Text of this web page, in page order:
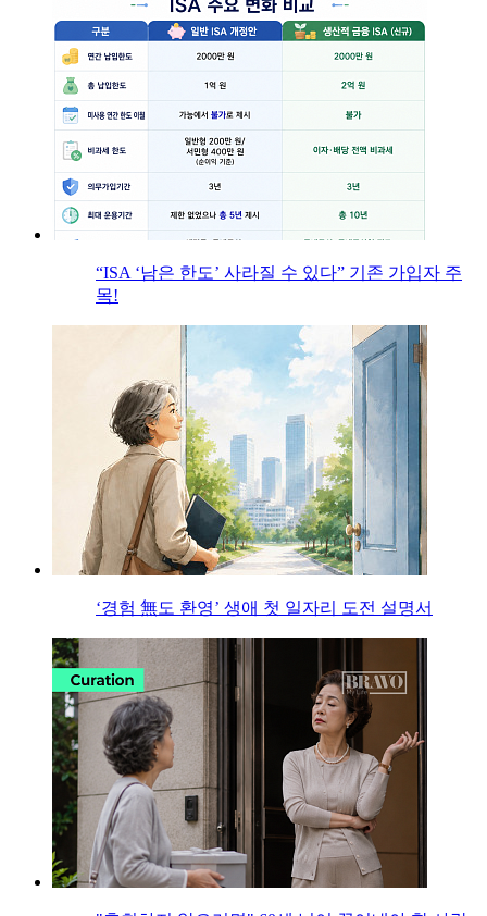
“ISA ‘남은 한도’ 사라질 수 있다” 기존 가입자 주
목!
‘경험 無도 환영’ 생애 첫 일자리 도전 설명서